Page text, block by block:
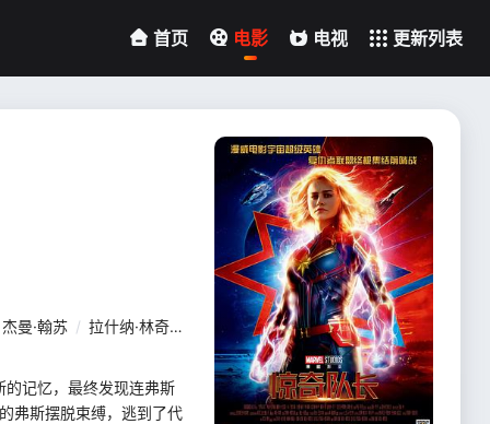
首页 电影 电视 更新列表
杰曼·翰苏 / 拉什纳·林奇 / 阿基拉·阿克巴 / 科林·福特 / 卓库·莫度
的记忆，最终发现连弗斯
弗斯摆脱束缚，逃到了代